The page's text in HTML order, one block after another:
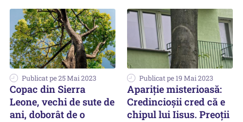
Publicat pe 25 Mai 2023
Copac din Sierra
Leone, vechi de sute de
ani, doborât de o
Publicat pe 19 Mai 2023
Apariție misterioasă:
Credincioșii cred că e
chipul lui Iisus. Preoții